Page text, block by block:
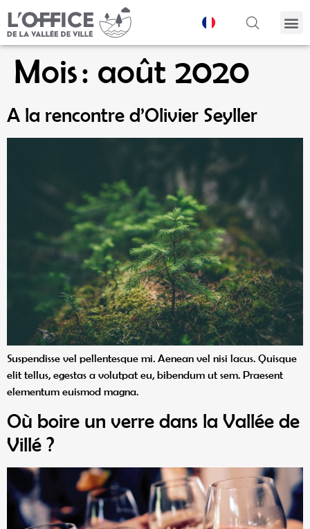
Mois : août 2020
A la rencontre d’Olivier Seyller
Suspendisse vel pellentesque mi. Aenean vel nisi lacus. Quisque
elit tellus, egestas a volutpat eu, bibendum ut sem. Praesent
elementum euismod magna.
Où boire un verre dans la Vallée de
Villé ?
Panneau de gestion des cookies